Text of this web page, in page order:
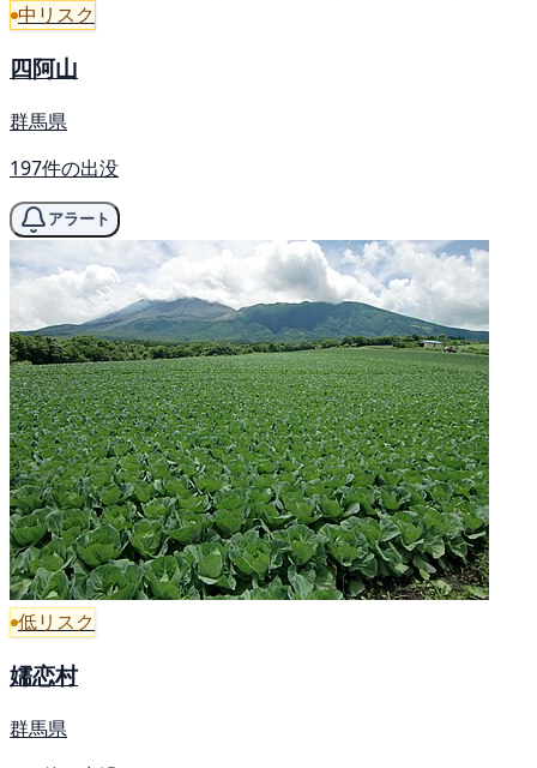
中リスク
四阿山
群馬県
197件の出没
アラート
低リスク
嬬恋村
群馬県